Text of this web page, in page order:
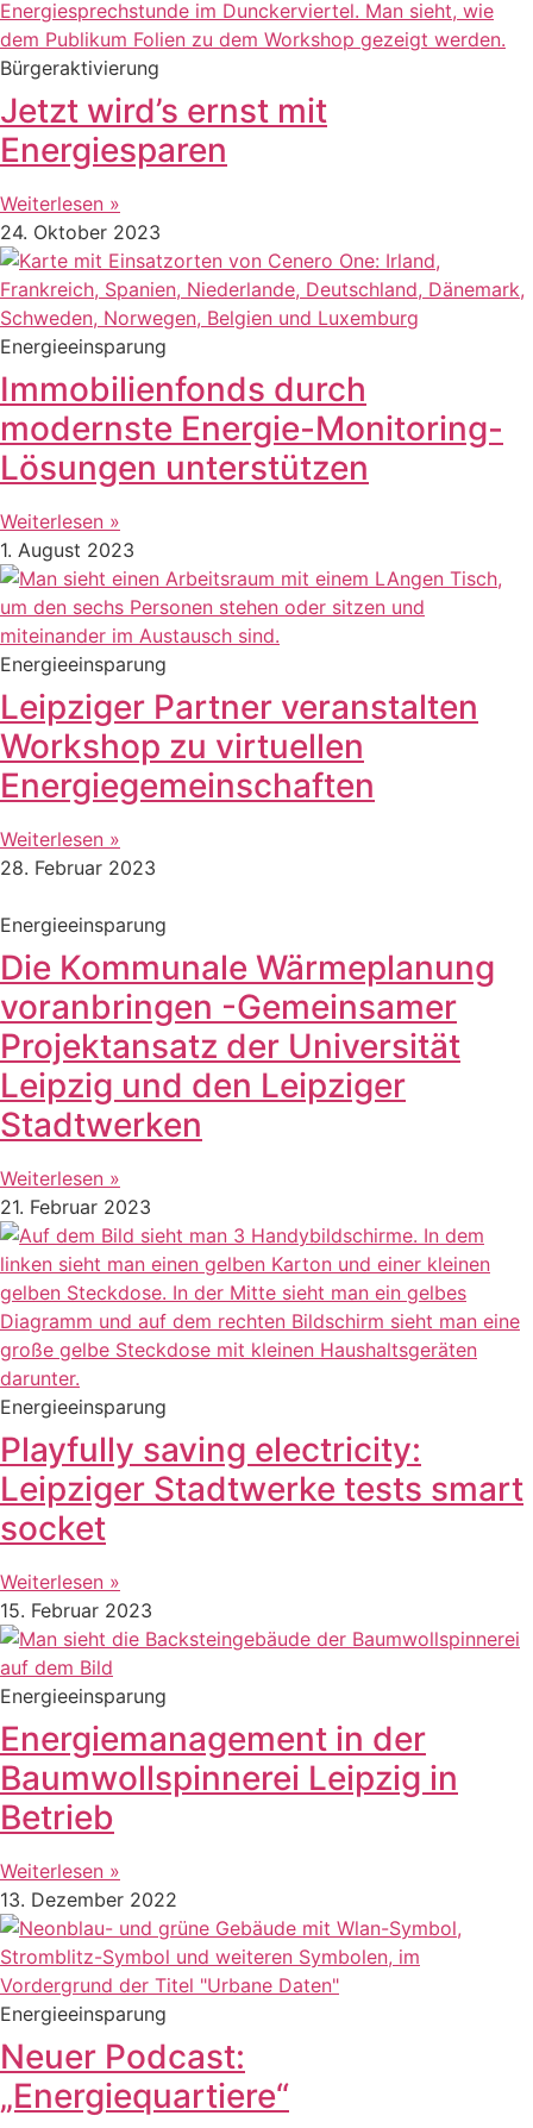
Bürgeraktivierung
Jetzt wird’s ernst mit
Energiesparen
Weiterlesen »
24. Oktober 2023
Energieeinsparung
Immobilienfonds durch
modernste Energie-Monitoring-
Lösungen unterstützen
Weiterlesen »
1. August 2023
Energieeinsparung
Leipziger Partner veranstalten
Workshop zu virtuellen
Energiegemeinschaften
Weiterlesen »
28. Februar 2023
Energieeinsparung
Die Kommunale Wärmeplanung
voranbringen -Gemeinsamer
Projektansatz der Universität
Leipzig und den Leipziger
Stadtwerken
Weiterlesen »
21. Februar 2023
Energieeinsparung
Playfully saving electricity:
Leipziger Stadtwerke tests smart
socket
Weiterlesen »
15. Februar 2023
Energieeinsparung
Energiemanagement in der
Baumwollspinnerei Leipzig in
Betrieb
Weiterlesen »
13. Dezember 2022
Energieeinsparung
Neuer Podcast:
„Energiequartiere“